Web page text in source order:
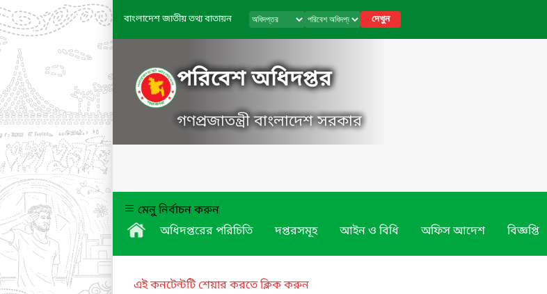
বাংলাদেশ জাতীয় তথ্য বাতায়ন দেখুন
পরিবেশ অধিদপ্তর
গণপ্রজাতন্ত্রী বাংলাদেশ সরকার
মেনু নির্বাচন করুন
অধিদপ্তরের পরিচিতি
দপ্তরসমূহ আইন ও বিধি অফিস আদেশ বিজ্ঞপ্তি
এই কনটেন্টটি শেয়ার করতে ক্লিক করুন